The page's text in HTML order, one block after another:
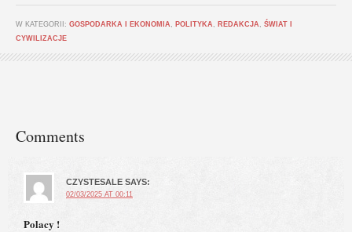
W KATEGORII: GOSPODARKA I EKONOMIA POLITYKA REDAKCJA
ŚWIAT I
CYWILIZACJE
Comments
CZYSTESALE SAYS:
02/03/2025 AT 00:11
Polacy !